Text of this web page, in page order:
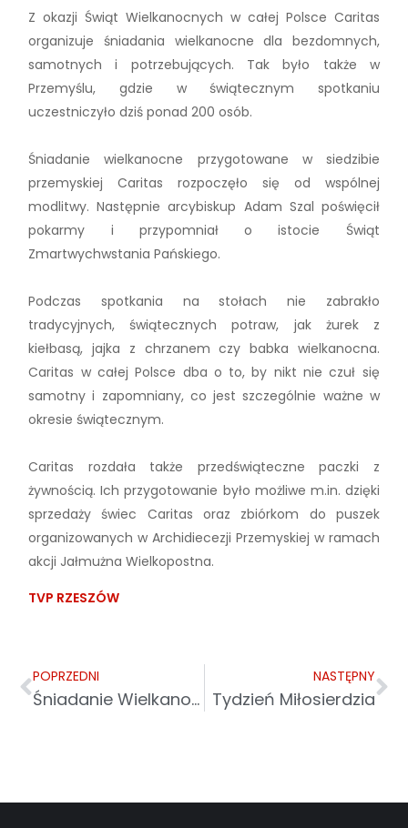
Z okazji Świąt Wielkanocnych w całej Polsce Caritas
organizuje śniadania wielkanocne dla bezdomnych,
samotnych i potrzebujących. Tak było także w
Przemyślu, gdzie w świątecznym spotkaniu
uczestniczyło dziś ponad 200 osób.
Śniadanie wielkanocne przygotowane w siedzibie
przemyskiej Caritas rozpoczęło się od wspólnej
modlitwy. Następnie arcybiskup Adam Szal poświęcił
pokarmy i przypomniał o istocie Świąt
Zmartwychwstania Pańskiego.
Podczas spotkania na stołach nie zabrakło
tradycyjnych, świątecznych potraw, jak żurek z
kiełbasą, jajka z chrzanem czy babka wielkanocna.
Caritas w całej Polsce dba o to, by nikt nie czuł się
samotny i zapomniany, co jest szczególnie ważne w
okresie świątecznym.
Caritas rozdała także przedświąteczne paczki z
żywnością. Ich przygotowanie było możliwe m.in. dzięki
sprzedaży świec Caritas oraz zbiórkom do puszek
organizowanych w Archidiecezji Przemyskiej w ramach
akcji Jałmużna Wielkopostna.
TVP RZESZÓW
POPRZEDNI
Śniadanie Wielkanocne 2024
NASTĘPNY
Tydzień Miłosierdzia